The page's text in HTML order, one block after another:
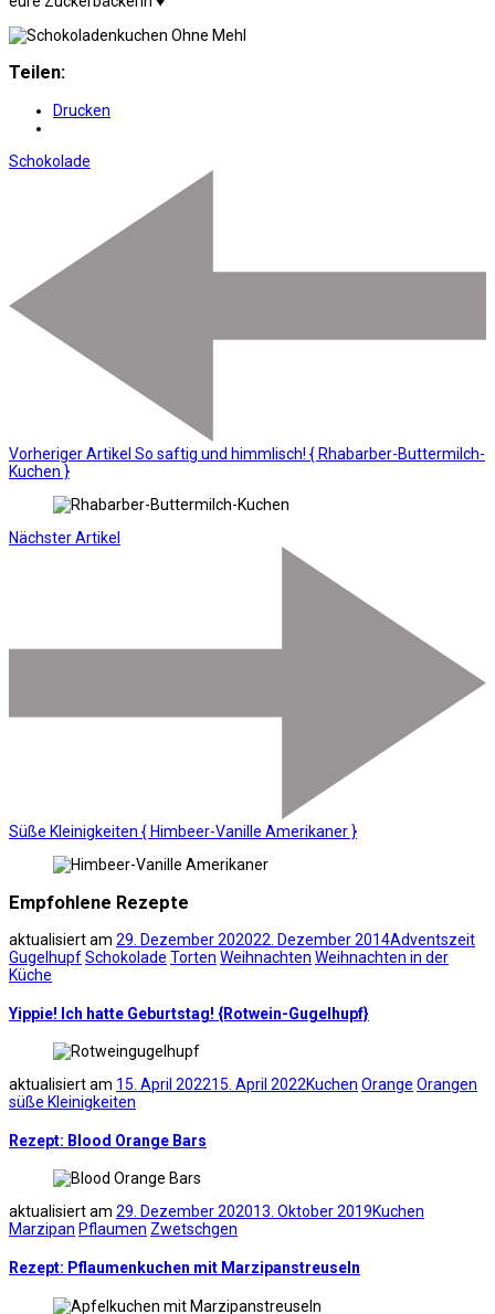
Teilen:
Drucken
Schokolade
Vorheriger Artikel So saftig und himmlisch! { Rhabarber-Buttermilch-
Kuchen }
Nächster Artikel
Süße Kleinigkeiten { Himbeer-Vanille Amerikaner }
Empfohlene Rezepte
aktualisiert am 29. Dezember 202022. Dezember 2014Adventszeit
GugelhupfSchokolade Torten Weihnachten Weihnachten in der
Küche
Yippie! Ich hatte Geburtstag! {Rotwein-Gugelhupf}
aktualisiert am 15. April 202215. April 2022Kuchen Orange Orangen
süße Kleinigkeiten
Rezept: Blood Orange Bars
aktualisiert am 29. Dezember 202013. Oktober 2019Kuchen
Marzipan Pflaumen Zwetschgen
Rezept: Pflaumenkuchen mit Marzipanstreuseln